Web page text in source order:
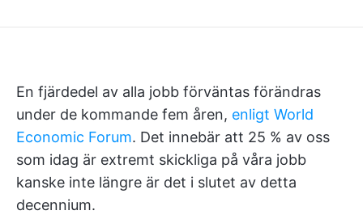
En fjärdedel av alla jobb förväntas förändras
under de kommande fem åren, enligt World
Economic Forum. Det innebär att 25 % av oss
som idag är extremt skickliga på våra jobb
kanske inte längre är det i slutet av detta
decennium.